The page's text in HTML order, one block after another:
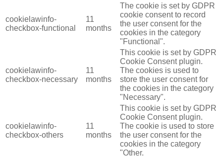
cookielawinfo-
checkbox-functional
11
months
The cookie is set by GDPR
cookie consent to record
the user consent for the
cookies in the category
"Functional".
cookielawinfo-
checkbox-necessary
11
months
This cookie is set by GDPR
Cookie Consent plugin.
The cookies is used to
store the user consent for
the cookies in the category
"Necessary".
cookielawinfo-
checkbox-others
11
months
This cookie is set by GDPR
Cookie Consent plugin.
The cookie is used to store
the user consent for the
cookies in the category
"Other.